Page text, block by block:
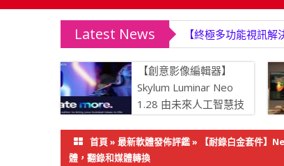
Latest News 【終極多功能視訊
【創意影像編輯器】
Skylum Luminar Neo
1.28 由未來人工智慧技
首頁» 最新軟體發佈評鑑»
【耐錄白金套件】
體，翻錄和媒體轉換